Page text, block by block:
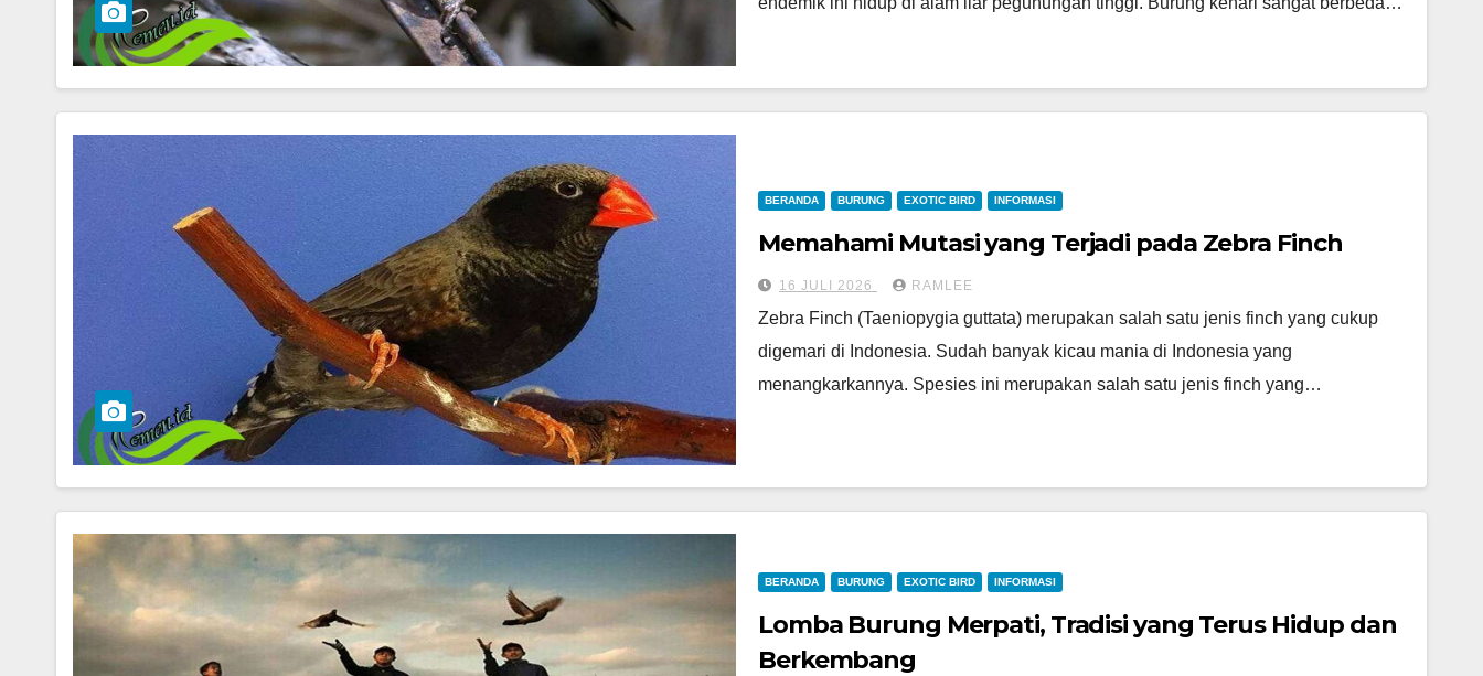
BERANDA BURUNG EXOTIC BIRD INFORMASI
Memahami Mutasi yang Terjadi pada Zebra Finch
16 JULI 2026 RAMLEE
Zebra Finch (Taeniopygia guttata) merupakan salah satu jenis finch yang cukup
digemari di Indonesia. Sudah banyak kicau mania di Indonesia yang
menangkarkannya. Spesies ini merupakan salah satu jenis finch yang…
BERANDA BURUNG EXOTIC BIRD INFORMASI
Lomba Burung Merpati, Tradisi yang Terus Hidup dan
Berkembang